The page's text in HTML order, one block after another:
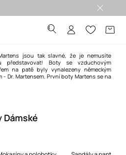
jsou tak slavné, že je nemusíte
představovat! Boty se vzduchovým
na patě byly vynalezeny německým
- Dr. Martensem. První boty Martens se na
Dámské